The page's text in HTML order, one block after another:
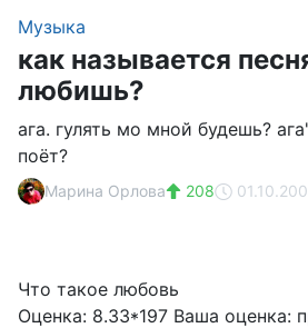
Музыка
как называется
любишь?
ага. гулять мо мной будешь?
поёт?
Марина Орлова 208
Что такое любовь
Оценка: 8.33*197 Ваша оценка: